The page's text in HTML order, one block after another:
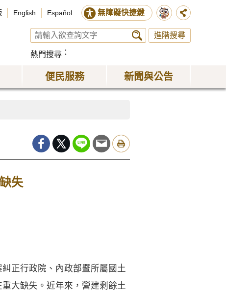
English Español 無障礙快捷鍵
進階搜尋
熱門搜尋
便民服務 新聞與公告
失
正行政院、內政部暨所屬國土
大缺失。近年來，營建剩餘土